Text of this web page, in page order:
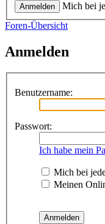
Mich bei
Foren-Übersicht
Anmelden
Benutzername:
Passwort:
Ich habe mein
Mich bei
Meinen